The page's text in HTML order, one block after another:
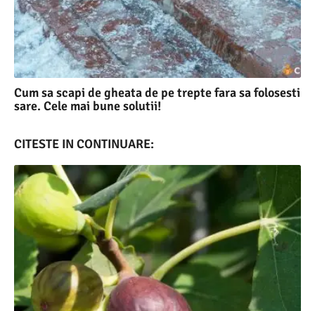
Cum sa scapi de gheata de pe trepte fara sa folosesti
sare. Cele mai bune solutii!
CITESTE IN CONTINUARE: